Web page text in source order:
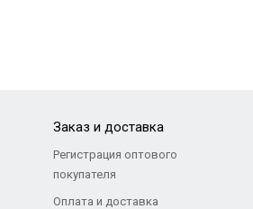
Заказ и доставка
Регистрация оптового
покупателя
Оплата и доставка